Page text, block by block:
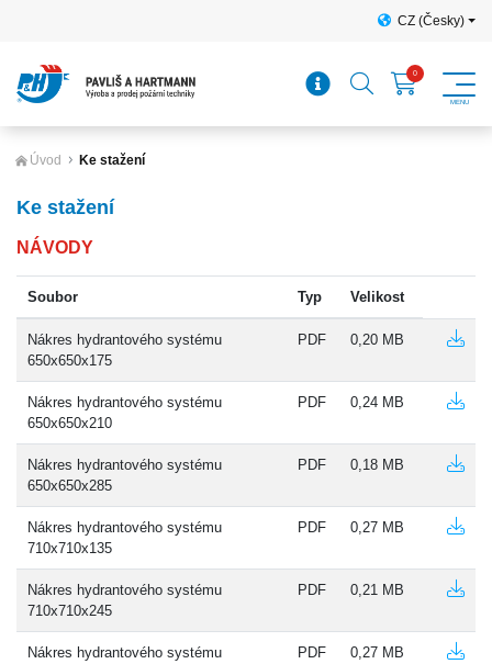
CZ (Česky)
Úvod Ke stažení
Ke stažení
NÁVODY
Soubor Typ Velikost
Nákres hydrantového systému
650x650x175
PDF 0,20 MB
Nákres hydrantového systému
650x650x210
PDF 0,24 MB
Nákres hydrantového systému
650x650x285
PDF 0,18 MB
Nákres hydrantového systému
710x710x135
PDF 0,27 MB
Nákres hydrantového systému
710x710x245
PDF 0,21 MB
Nákres hydrantového systému
PDF 0,27 MB